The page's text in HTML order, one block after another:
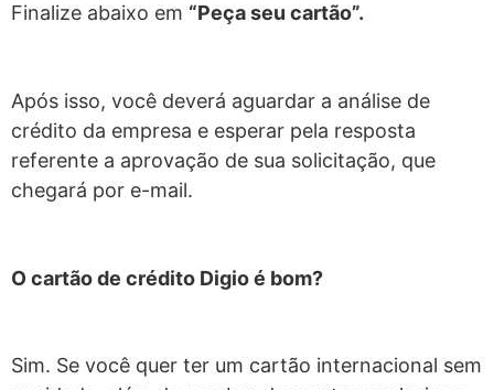
Finalize abaixo em “Peça seu cartão”.
Após isso, você deverá aguardar a análise de
crédito da empresa e esperar pela resposta
referente a aprovação de sua solicitação, que
chegará por e-mail.
O cartão de crédito Digio é bom?
Sim. Se você quer ter um cartão internacional sem